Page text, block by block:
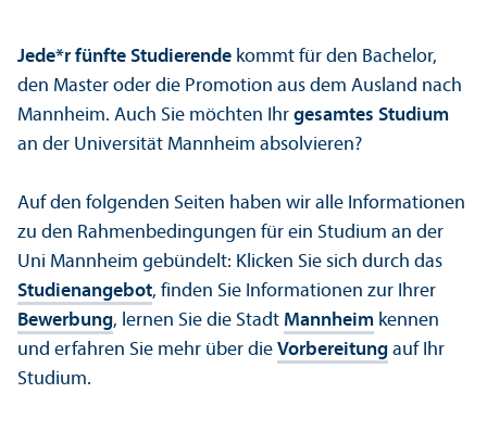
Jede*r fünfte Studierende kommt für den Bachelor,
den Master oder die Promotion aus dem Ausland nach
Mannheim. Auch Sie möchten Ihr gesamtes Studium
an der Universität Mannheim absolvieren?
Auf den folgenden Seiten haben wir alle Informationen
zu den Rahmenbedingungen für ein Studium an der
Uni Mannheim gebündelt: Klicken Sie sich durch das
Studien­angebot, finden Sie Informationen zur Ihrer
Bewerbung, lernen Sie die Stadt Mannheim kennen
und erfahren Sie mehr über die Vorbereitung auf Ihr
Studium.